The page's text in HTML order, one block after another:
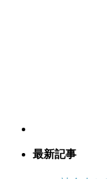
最新記事